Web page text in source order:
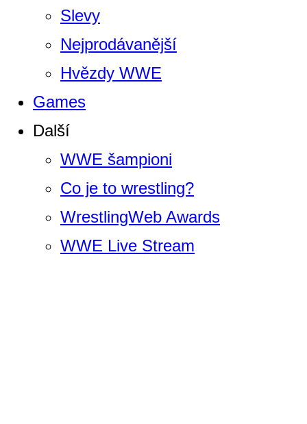
Slevy
Nejprodávanější
Hvězdy WWE
Games
Další
WWE šampioni
Co je to wrestling?
WrestlingWeb Awards
WWE Live Stream